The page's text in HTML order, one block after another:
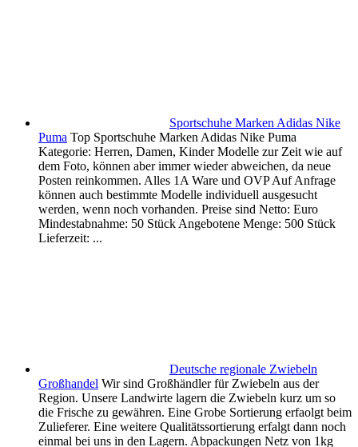
Sportschuhe Marken Adidas Nike
Puma Top Sportschuhe Marken Adidas Nike Puma
Kategorie: Herren, Damen, Kinder Modelle zur Zeit wie auf
dem Foto, können aber immer wieder abweichen, da neue
Posten reinkommen. Alles 1A Ware und OVP Auf Anfrage
können auch bestimmte Modelle individuell ausgesucht
werden, wenn noch vorhanden. Preise sind Netto: Euro
Mindestabnahme: 50 Stück Angebotene Menge: 500 Stück
Lieferzeit: ...
Deutsche regionale Zwiebeln
Großhandel Wir sind Großhändler für Zwiebeln aus der
Region. Unsere Landwirte lagern die Zwiebeln kurz um so
die Frische zu gewähren. Eine Grobe Sortierung erfaolgt beim
Zulieferer. Eine weitere Qualitätssortierung erfalgt dann noch
einmal bei uns in den Lagern. Abpackungen Netz von 1kg